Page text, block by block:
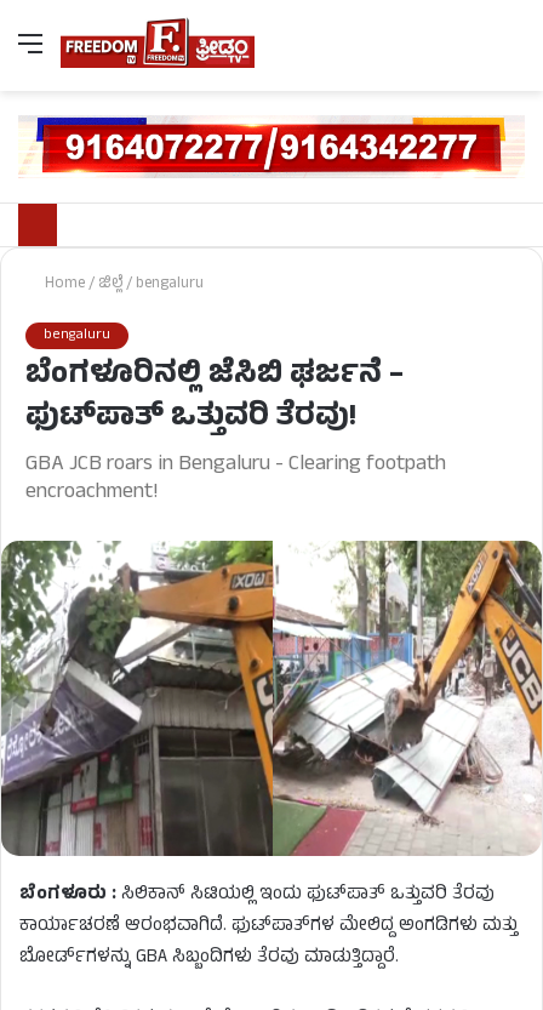
Home/ಜಿಲ್ಲೆ/bengaluru
bengaluru
ಬೆಂಗಳೂರಿನಲ್ಲಿ ಜೆಸಿಬಿ ಘರ್ಜನೆ –
ಫುಟ್‌ಪಾತ್ ಒತ್ತುವರಿ ತೆರವು!
GBA JCB roars in Bengaluru - Clearing footpath
encroachment!
ಬೆಂಗಳೂರು :ಸಿಲಿಕಾನ್ ಸಿಟಿಯಲ್ಲಿ ಇಂದು ಫುಟ್‌ಪಾತ್ ಒತ್ತುವರಿ ತೆರವು
ಕಾರ್ಯಾಚರಣೆ ಆರಂಭವಾಗಿದೆ. ಫುಟ್‌ಪಾತ್‌ಗಳ ಮೇಲಿದ್ದ ಅಂಗಡಿಗಳು ಮತ್ತು
ಬೋರ್ಡ್‌ಗಳನ್ನು GBA ಸಿಬ್ಬಂದಿಗಳು ತೆರವು ಮಾಡುತ್ತಿದ್ದಾರೆ.